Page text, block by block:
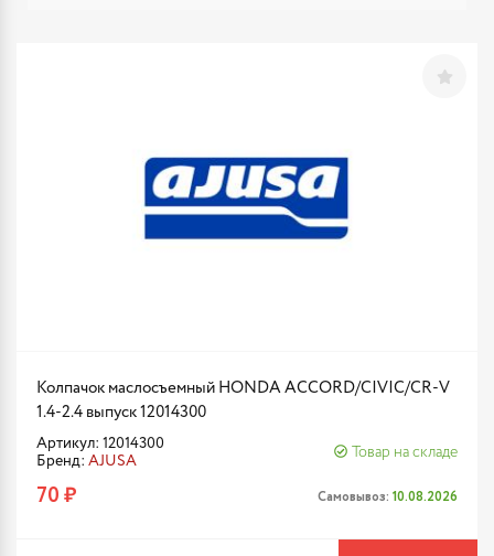
Колпачок маслосъемный HONDA ACCORD/CIVIC/CR-V
1.4-2.4 выпуск 12014300
Артикул: 12014300
Бренд: AJUSA
Товар на складе
70 ₽ Самовывоз: 10.08.2026